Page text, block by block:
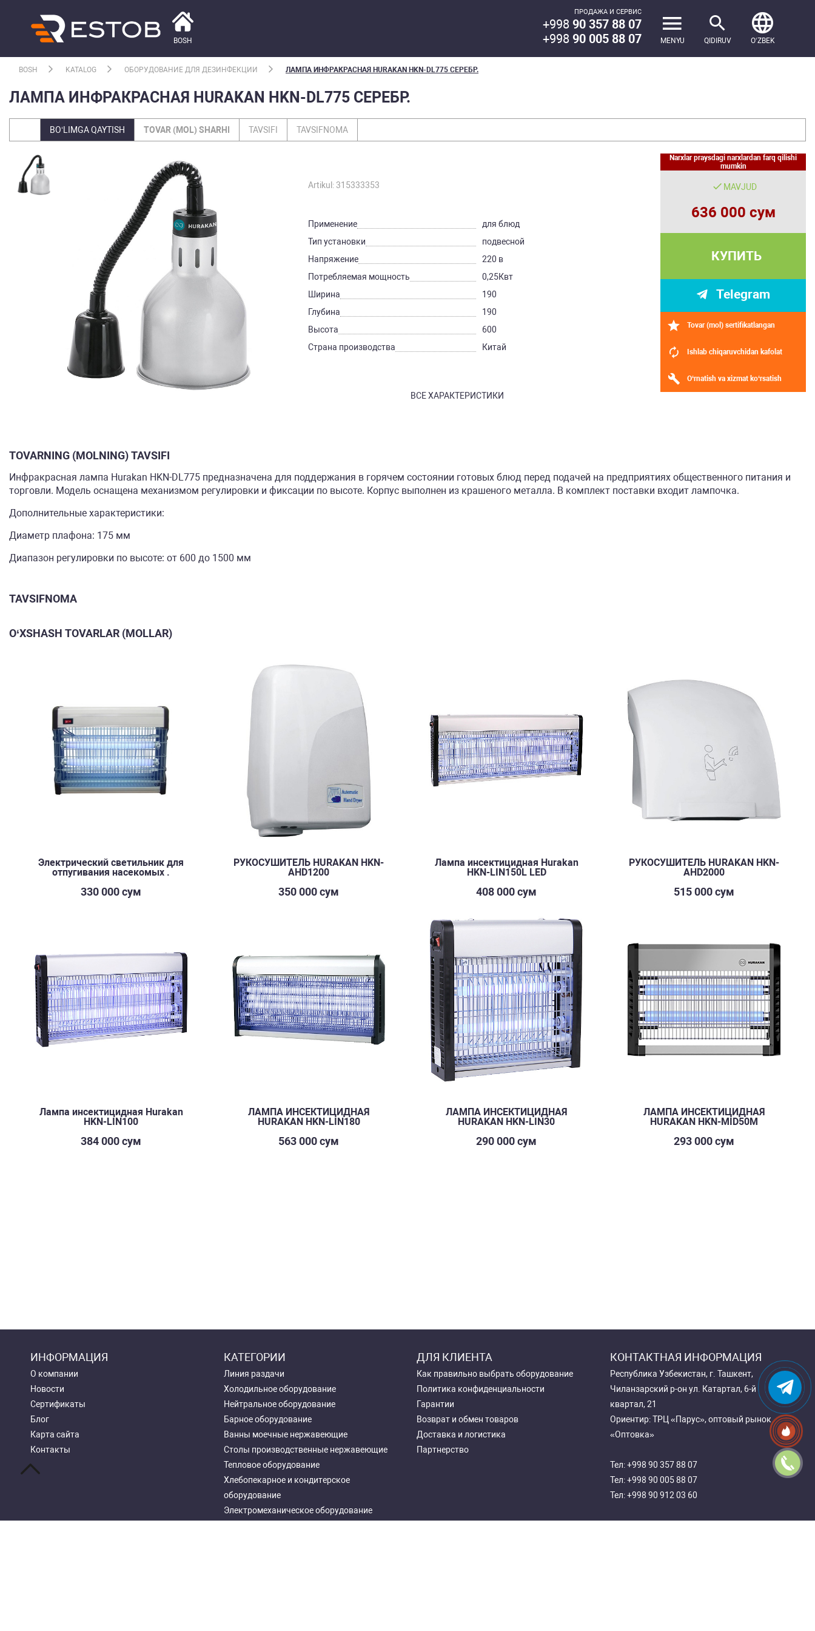
BOSH
ПРОДАЖА И СЕРВИС
+998 90 357 88 07
+998 90 005 88 07 MENYU QIDIRUV OʻZBEK
BOSH KATALOG ОБОРУДОВАНИЕ ДЛЯ ДЕЗИНФЕКЦИИ ЛАМПА ИНФРАКРАСНАЯ HURAKAN HKN-DL775 СЕРЕБР.
ЛАМПА ИНФРАКРАСНАЯ HURAKAN HKN-DL775 СЕРЕБР.
BO‘LIMGA QAYTISH TOVAR (MOL) SHARHI TAVSIFI TAVSIFNOMA
Artikul: 315333353
Применение
для блюд
Тип установки
подвесной
Напряжение
220 в
Потребляемая мощность
0,25Квт
Ширина
190
Глубина
190
Высота
600
Страна производства
Китай
ВСЕ ХАРАКТЕРИСТИКИ
Narxlar praysdagi narxlardan farq qilishi
mumkin
MAVJUD
636 000 сум
КУПИТЬ
Telegram
Tovar (mol) sertifikatlangan
Ishlab chiqaruvchidan kafolat
O‘rnatish va xizmat ko‘rsatish
TOVARNING (MOLNING) TAVSIFI
Инфракрасная лампа Hurakan HKN-DL775 предназначена для поддержания в горячем состоянии готовых блюд перед подачей на предприятиях общественного питания и
торговли. Модель оснащена механизмом регулировки и фиксации по высоте. Корпус выполнен из крашеного металла. В комплект поставки входит лампочка.
Дополнительные характеристики:
Диаметр плафона: 175 мм
Диапазон регулировки по высоте: от 600 до 1500 мм
TAVSIFNOMA
O‘XSHASH TOVARLAR (MOLLAR)
Электрический светильник для
отпугивания насекомых .
330 000 сум
РУКОСУШИТЕЛЬ HURAKAN HKN-
AHD1200
350 000 сум
Лампа инсектицидная Hurakan
HKN-LIN150L LED
408 000 сум
РУКОСУШИТЕЛЬ HURAKAN HKN-
AHD2000
515 000 сум
Лампа инсектицидная Hurakan
HKN-LIN100
384 000 сум
ЛАМПА ИНСЕКТИЦИДНАЯ
HURAKAN HKN-LIN180
563 000 сум
ЛАМПА ИНСЕКТИЦИДНАЯ
HURAKAN HKN-LIN30
290 000 сум
ЛАМПА ИНСЕКТИЦИДНАЯ
HURAKAN HKN-MID50M
293 000 сум
ИНФОРМАЦИЯ
О компании
Новости
Сертификаты
Блог
Карта сайта
Контакты
КАТЕГОРИИ
Линия раздачи
Холодильное оборудование
Нейтральное оборудование
Барное оборудование
Ванны моечные нержавеющие
Столы производственные нержавеющие
Тепловое оборудование
Хлебопекарное и кондитерское
оборудование
Электромеханическое оборудование
ДЛЯ КЛИЕНТА
Как правильно выбрать оборудование
Политика конфиденциальности
Гарантии
Возврат и обмен товаров
Доставка и логистика
Партнерство
КОНТАКТНАЯ ИНФОРМАЦИЯ
Республика Узбекистан, г. Ташкент,
Чиланзарский р-он ул. Катартал, 6-й
квартал, 21
Ориентир: ТРЦ «Парус», оптовый рынок
«Оптовка»
Тел:+998 90 357 88 07
Тел:+998 90 005 88 07
Тел:+998 90 912 03 60